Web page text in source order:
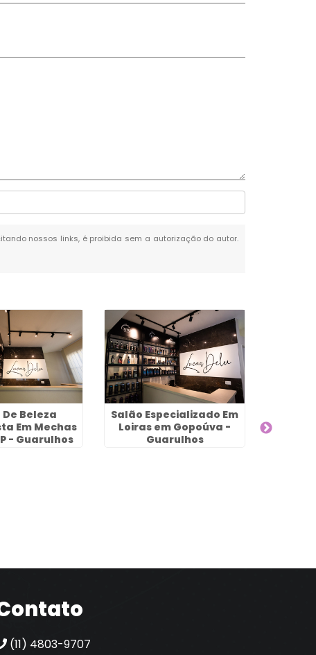
nossos links, é proibida sem a autorização do autor.
Beleza
Em Mechas
- Guarulhos
Salão Especializado Em
Loiras em Gopoúva -
Guarulhos
(11) 4803-9707